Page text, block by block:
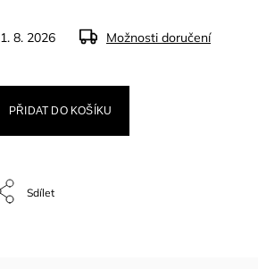
8. 2026 Možnosti doručení
PŘIDAT DO KOŠÍKU
Sdílet